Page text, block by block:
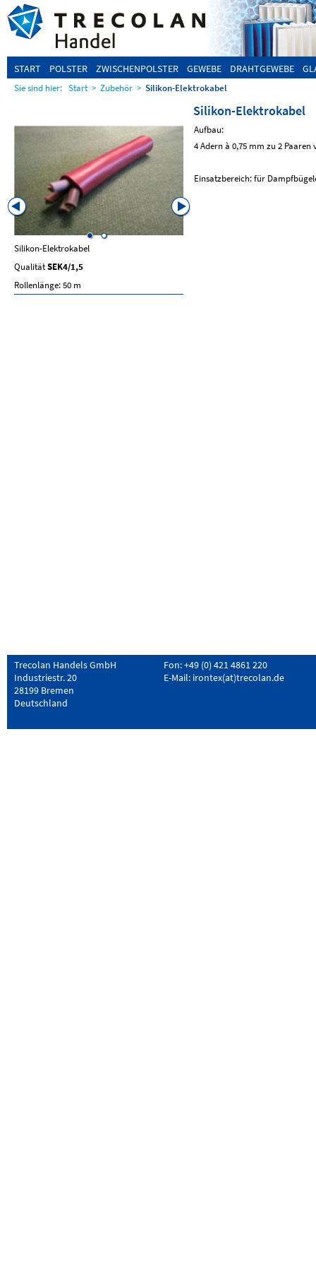
START POLSTER ZWISCHENPOLSTER GEWEBE DRAHTGEWEBE
Sie sind hier: Start > Zubehör > Silikon-Elektrokabel
Silikon-Elektrokabel
Aufbau:
4 Adern à 0,75 mm zu 2 Paaren
Einsatzbereich: für
Silikon-Elektrokabel
QualitätSEK4/1,5
Rollenlänge: 50 m
Trecolan Handels GmbH
Industriestr. 20
28199 Bremen
Deutschland
Fon: +49 (0) 421 4861 220
E-Mail: irontex(at)trecolan.de